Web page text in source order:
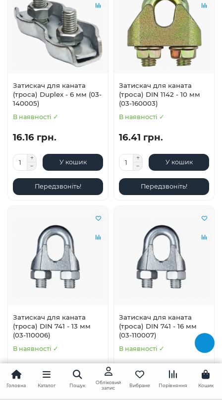
Затискач для каната
(троса) Duplex - 6 мм (03-
140005)
В наявності ✓
16.16 грн.
У кошик
Передзвоніть!
Затискач для каната
(троса) DIN 1142 - 10 мм
(03-160003)
В наявності ✓
16.41 грн.
У кошик
Передзвоніть!
Затискач для каната
(троса) DIN 741 - 13 мм
(03-110006)
В наявності ✓
22.93 грн.
Затискач для каната
(троса) DIN 741 - 16 мм
(03-110007)
В наявності ✓
32.53 грн.
Головна Каталог Пошук
Обліковий
запис
Вибране Порівняння Кошик